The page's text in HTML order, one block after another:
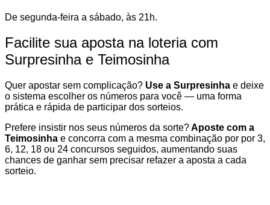
De segunda-feira a sábado, às 21h.
Facilite sua aposta na loteria com
Surpresinha e Teimosinha
Quer apostar sem complicação? Use a Surpresinha e deixe
o sistema escolher os números para você — uma forma
prática e rápida de participar dos sorteios.
Prefere insistir nos seus números da sorte?Aposte com a
Teimosinha e concorra com a mesma combinação por por 3,
6, 12, 18 ou 24 concursos seguidos, aumentando suas
chances de ganhar sem precisar refazer a aposta a cada
sorteio.